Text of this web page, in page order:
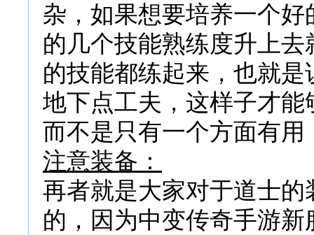
杂，如果想要培养一个
的几个技能熟练度升上
的技能都练起来，也就
地下点工夫，这样子才
而不是只有一个方面有
注意装备：
再者就是大家对于道士
的，因为中变传奇手游